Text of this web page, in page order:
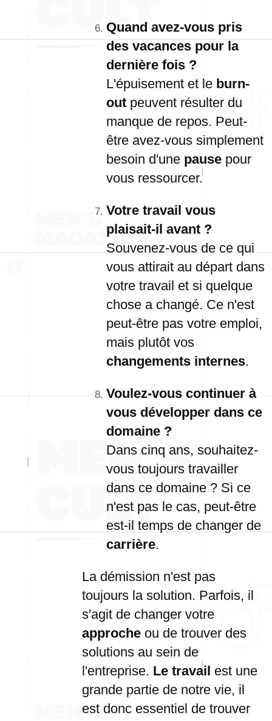
Quand avez-vous pris
des vacances pour la
dernière fois ?
L'épuisement et le burn-
out peuvent résulter du
manque de repos. Peut-
être avez-vous simplement
besoin d'une pause pour
vous ressourcer.
Votre travail vous
plaisait-il avant ?
Souvenez-vous de ce qui
vous attirait au départ dans
votre travail et si quelque
chose a changé. Ce n'est
peut-être pas votre emploi,
mais plutôt vos
changements internes.
Voulez-vous continuer à
vous développer dans ce
domaine ?
Dans cinq ans, souhaitez-
vous toujours travailler
dans ce domaine ? Si ce
n'est pas le cas, peut-être
est-il temps de changer de
carrière.
La démission n'est pas
toujours la solution. Parfois, il
s'agit de changer votre
approche ou de trouver des
solutions au sein de
l'entreprise. Le travail est une
grande partie de notre vie, il
est donc essentiel de trouver